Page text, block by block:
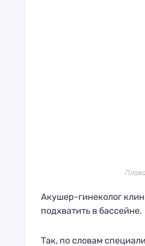
Акушер-гинеколог
подхватить в бассейне.
Так, по словам